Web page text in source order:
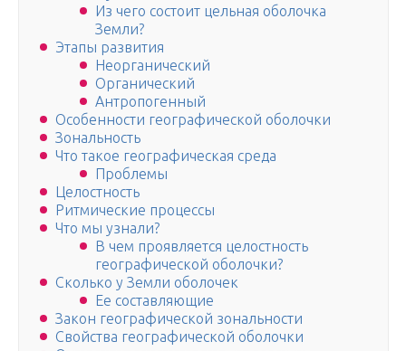
Из чего состоит цельная оболочка
Земли?
Этапы развития
Неорганический
Органический
Антропогенный
Особенности географической оболочки
Зональность
Что такое географическая среда
Проблемы
Целостность
Ритмические процессы
Что мы узнали?
В чем проявляется целостность
географической оболочки?
Сколько у Земли оболочек
Ее составляющие
Закон географической зональности
Свойства географической оболочки